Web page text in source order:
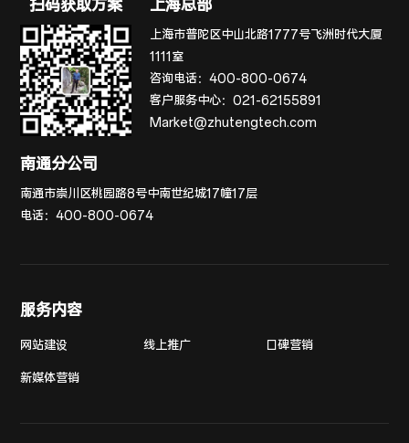
扫码获取方案 上海总部
上海市普陀区中山北路1777号飞洲时代大厦
1111室
咨询电话：400-800-0674
客户服务中心：021-62155891
Market@zhutengtech.com
南通分公司
南通市崇川区桃园路8号中南世纪城17幢17层
电话：400-800-0674
服务内容
网站建设 线上推广 口碑营销
新媒体营销